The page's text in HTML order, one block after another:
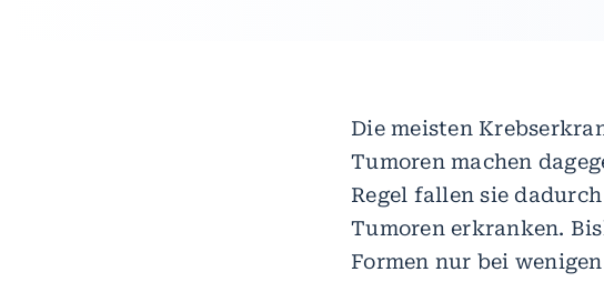
Die meisten
Tumoren machen
Regel fallen sie
Tumoren erkranken.
Formen nur bei